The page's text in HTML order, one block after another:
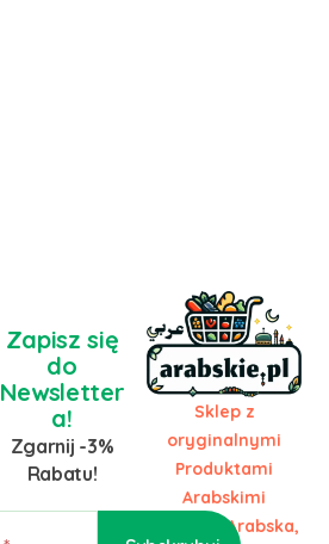
Sklep z
oryginalnymi
Produktami
Arabskimi
Żywność Arabska,
Zapisz się
do
Newsletter
a!
Zgarnij -3%
Rabatu!